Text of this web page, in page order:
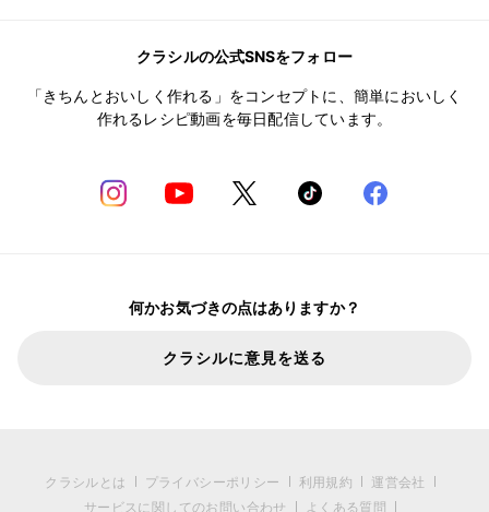
クラシルの公式SNSをフォロー
「きちんとおいしく作れる」をコンセプトに、簡単においしく
作れるレシピ動画を毎日配信しています。
何かお気づきの点はありますか？
クラシルに意見を送る
クラシルとは プライバシーポリシー 利用規約
運営会社
サービスに関してのお問い合わせ
よくある質問